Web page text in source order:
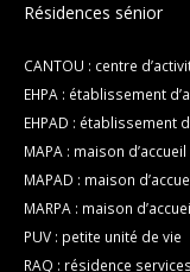
Résidences sénior
CANTOU : centre
EHPA : établissement
EHPAD : établissement
MAPA : maison
MAPAD : maison
MARPA : maison
PUV : petite unité de vie
RAQ : résidence